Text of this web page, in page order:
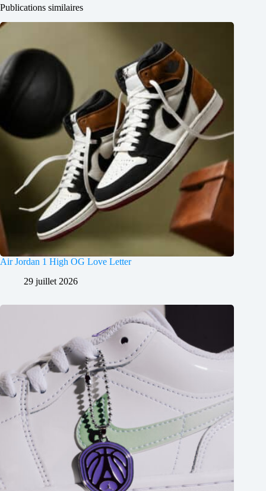
Publications similaires
Air Jordan 1 High OG Love Letter
29 juillet 2026